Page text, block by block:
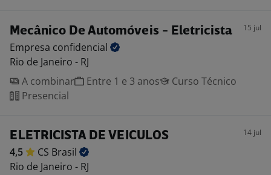
Mecânico De Automóveis - Eletricista 15 jul
Empresa confidencial
Rio de Janeiro - RJ
A combinar
Entre 1 e 3 anos
Curso Técnico
Presencial
ELETRICISTA DE VEICULOS 14 jul
4,5 CS Brasil
Rio de Janeiro - RJ